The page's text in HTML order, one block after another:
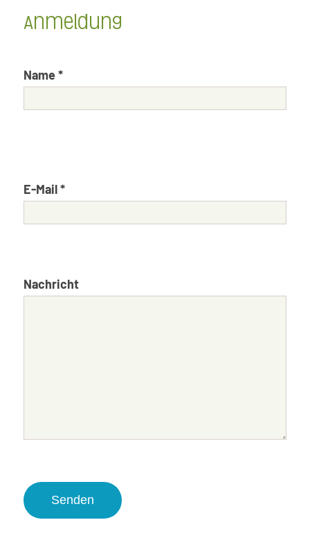
Anmeldung
Name *
E-Mail *
Nachricht